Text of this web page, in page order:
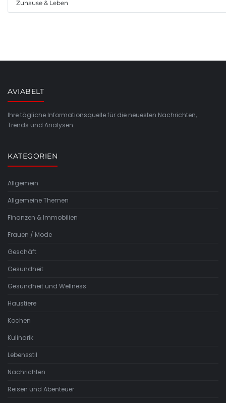
Zuhause & Leben
AVIABELT
Ihre tägliche Informationsquelle für die neuesten Nachrichten,
Trends und Analysen.
KATEGORIEN
Allgemein
Allgemeine Themen
Finanzen & Immobilien
Frauen / Mode
Geschäft
Gesundheit
Gesundheit und Wellness
Haustiere
Kochen
Kulinarik
Lebensstil
Nachrichten
Reisen und Abenteuer